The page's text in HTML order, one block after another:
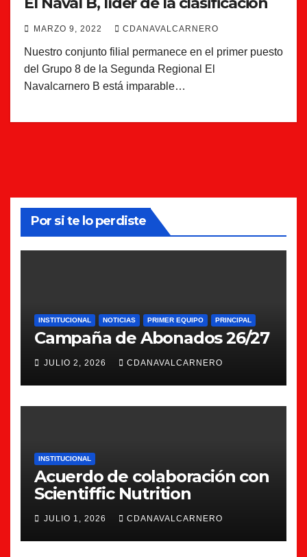
MARZO 9, 2022 CDANAVALCARNERO
Nuestro conjunto filial permanece en el primer puesto
del Grupo 8 de la Segunda Regional El
Navalcarnero B está imparable…
Por si te lo perdiste
INSTITUCIONAL NOTICIAS PRIMER EQUIPO PRINCIPAL
Campaña de Abonados 26/27
JULIO 2, 2026 CDANAVALCARNERO
INSTITUCIONAL
Acuerdo de colaboración con
Scientiffic Nutrition
JULIO 1, 2026 CDANAVALCARNERO